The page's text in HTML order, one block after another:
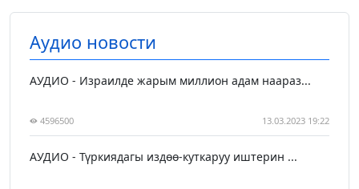
Аудио новости
АУДИО - Израилде жарым миллион адам наараз...
4596500 13.03.2023 19:22
АУДИО - Түркиядагы издөө-куткаруу иштерин ...